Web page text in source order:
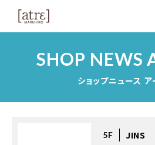
SHOP NEWS
ショップニュース
5F JINS